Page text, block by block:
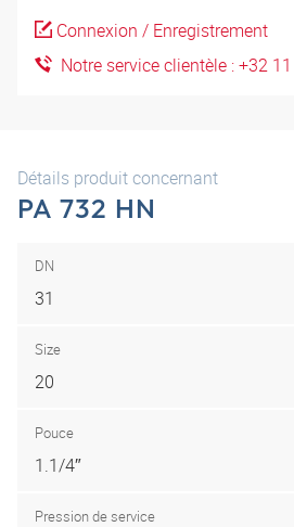
Connexion / Enregistrement
Notre service clientèle : +32
Détails produit concernant
PA 732 HN
DN
31
Size
20
Pouce
1.1/4″
Pression de service